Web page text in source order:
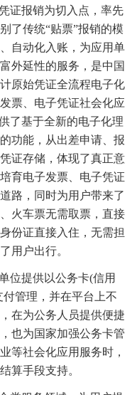
证报销为切入点，率先
了传统“贴票”报销的模
自动化入账，为应用单
外延性的服务，是中国
原始凭证全流程电子化
票、电子凭证社会化应
了基于全新的电子化理
功能，从出差申请、报
证存储，体现了真正意
育电子发票、电子凭证
路，同时为用户带来了
火车票无需取票，直接
份证直接入住，无需担
用户出行。
位提供以公务卡(信用
管理，并在平台上不
在为公务人员提供便捷
也为国家加强公务卡管
等社会化应用服务时，
算手段支持。